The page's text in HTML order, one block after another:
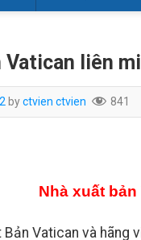
Vatican liên
byctvien ctvien 841
Nhà xuất
Bản Vatican và hãng